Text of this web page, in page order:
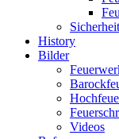
Sicherheit
History
Bilder
Videos